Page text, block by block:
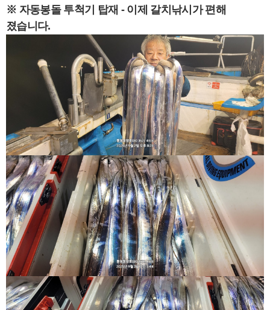
※ 자동봉돌 투척기 탑재 - 이제 갈치낚시가 편해
졌습니다.